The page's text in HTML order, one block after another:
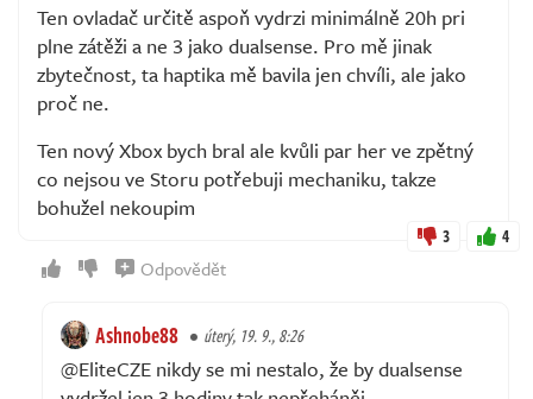
Ten ovladač určitě aspoň vydrzi minimálně 20h pri
plne zátěži a ne 3 jako dualsense. Pro mě jinak
zbytečnost, ta haptika mě bavila jen chvíli, ale jako
proč ne.
Ten nový Xbox bych bral ale kvůli par her ve zpětný
co nejsou ve Storu potřebuji mechaniku, takze
bohužel nekoupim
3 4
Odpovědět
Ashnobe88 úterý, 19. 9., 8:26
@EliteCZE nikdy se mi nestalo, že by dualsense